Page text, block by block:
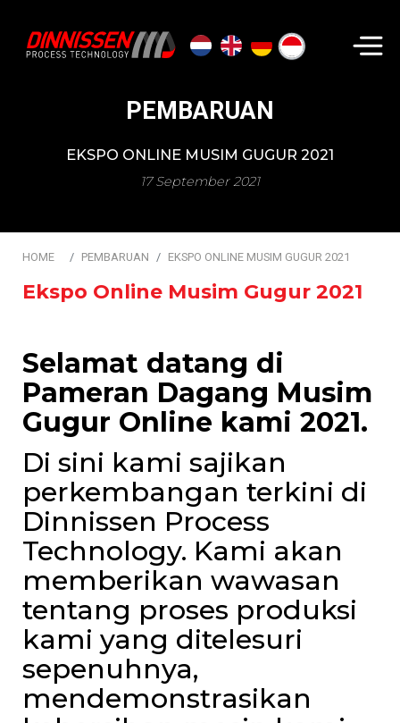
PEMBARUAN
EKSPO ONLINE MUSIM GUGUR 2021
17 September 2021
HOME PEMBARUAN EKSPO ONLINE MUSIM GUGUR 2021
Ekspo Online Musim Gugur 2021
Selamat datang di
Pameran Dagang Musim
Gugur Online kami 2021.
Di sini kami sajikan
perkembangan terkini di
Dinnissen Process
Technology. Kami akan
memberikan wawasan
tentang proses produksi
kami yang ditelesuri
sepenuhnya,
mendemonstrasikan